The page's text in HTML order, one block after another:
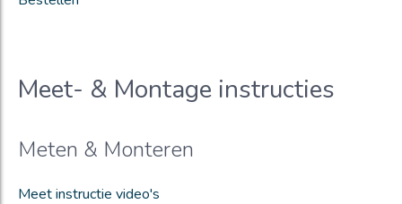
Meet- & Montage instructies
Meten & Monteren
Meet instructie video's